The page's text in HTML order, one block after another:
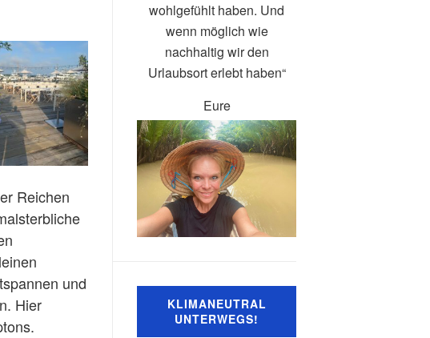
Reichen
und
Hier
wohlgefühlt haben. Und
wenn möglich wie
nachhaltig wir den
Urlaubsort erlebt haben“
Eure
KLIMANEUTRAL
UNTERWEGS!